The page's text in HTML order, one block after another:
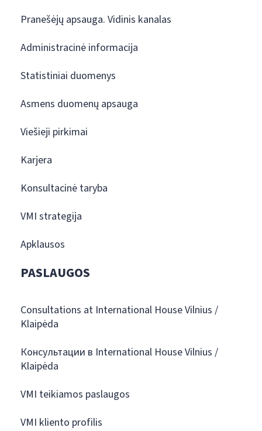
Pranešėjų apsauga. Vidinis kanalas
Administracinė informacija
Statistiniai duomenys
Asmens duomenų apsauga
Viešieji pirkimai
Karjera
Konsultacinė taryba
VMI strategija
Apklausos
PASLAUGOS
Consultations at International House Vilnius /
Klaipėda
Консультации в International House Vilnius /
Klaipėda
VMI teikiamos paslaugos
VMI kliento profilis